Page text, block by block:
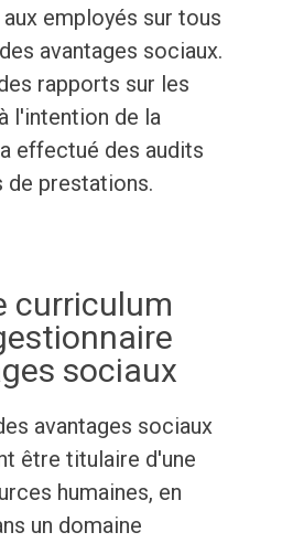
employés sur tous
avantages sociaux.
rapports sur les
l'intention de la
effectué des audits
de prestations.
curriculum
sociaux
avantages sociaux
être titulaire d'une
humaines, en
un domaine